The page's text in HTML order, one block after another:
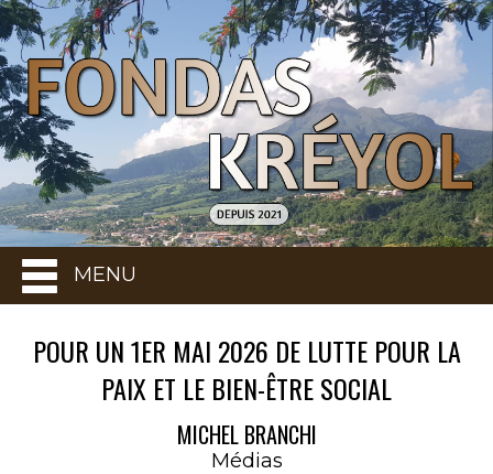
MENU
POUR UN 1ER MAI 2026 DE LUTTE POUR LA
PAIX ET LE BIEN-ÊTRE SOCIAL
MICHEL BRANCHI
Médias